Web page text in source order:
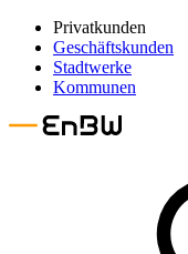
Privatkunden
Geschäftskunden
Stadtwerke
Kommunen